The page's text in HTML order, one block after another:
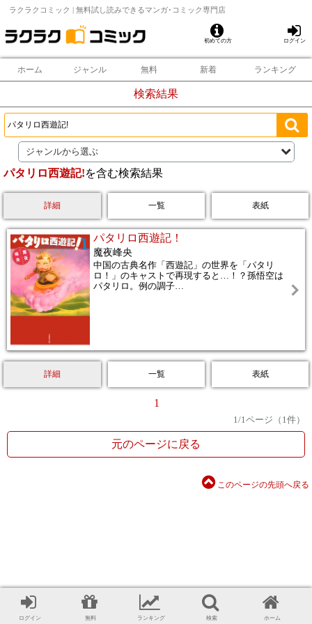
ラクラクコミック | 無料試し読みできるマンガ･コミック専門店
初めての方 ログイン
ホーム ジャンル 無料 新着 ランキング
検索結果
ジャンルから選ぶ
パタリロ西遊記!を含む検索結果
詳細 一覧 表紙
パタリロ西遊記！
魔夜峰央
中国の古典名作「西遊記」の世界を「パタリ
ロ！」のキャストで再現すると…！？孫悟空は
パタリロ。例の調子…
詳細 一覧 表紙
1
1/1ページ（ 1件）
元のページに戻る
このページの先頭へ戻る
ログイン 無料 ランキング 検索 ホーム